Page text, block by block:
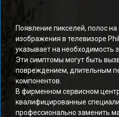
Появление пикселей, полос
изображения в телевизоре
указывает на необходимость
Эти симптомы могут быть
повреждением, длительным
компонентов.
В фирменном сервисном
квалифицированные
профессионально заменить